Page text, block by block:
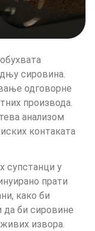
сировина.
одговорне
производа.
анализом
контаката
супстанци у
прати
како би
да би сировине
извора.